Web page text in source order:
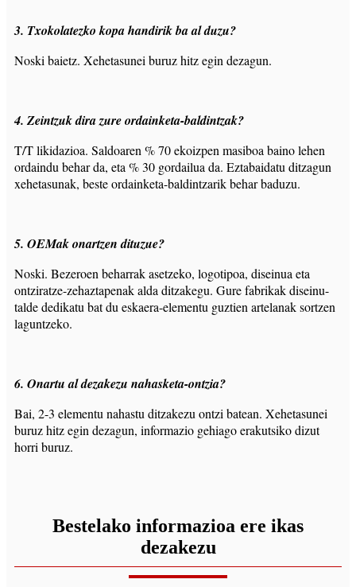
3. Txokolatezko kopa handirik ba al duzu?
Noski baietz. Xehetasunei buruz hitz egin dezagun.
4. Zeintzuk dira zure ordainketa-baldintzak?
T/T likidazioa. Saldoaren % 70 ekoizpen masiboa baino lehen
ordaindu behar da, eta % 30 gordailua da. Eztabaidatu ditzagun
xehetasunak, beste ordainketa-baldintzarik behar baduzu.
5. OEMak onartzen dituzue?
Noski. Bezeroen beharrak asetzeko, logotipoa, diseinua eta
ontziratze-zehaztapenak alda ditzakegu. Gure fabrikak diseinu-
talde dedikatu bat du eskaera-elementu guztien artelanak sortzen
laguntzeko.
6. Onartu al dezakezu nahasketa-ontzia?
Bai, 2-3 elementu nahastu ditzakezu ontzi batean. Xehetasunei
buruz hitz egin dezagun, informazio gehiago erakutsiko dizut
horri buruz.
Bestelako informazioa ere ikas
dezakezu